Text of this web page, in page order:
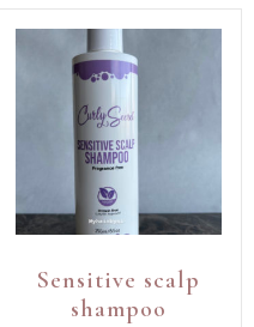
Sensitive scalp
shampoo